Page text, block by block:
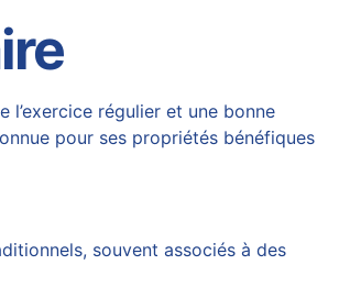
régulier et une bonne
pour ses propriétés bénéfiques
souvent associés à des